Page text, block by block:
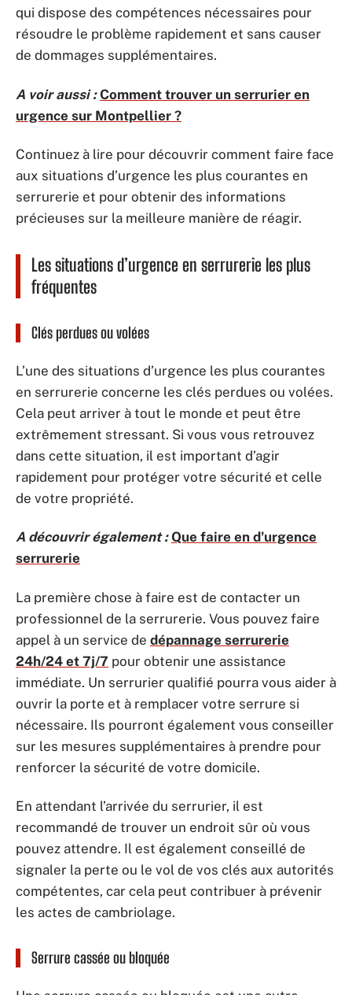
qui dispose des compétences nécessaires pour
résoudre le problème rapidement et sans causer
de dommages supplémentaires.
A voir aussi : Comment trouver un serrurier en
urgence sur Montpellier ?
Continuez à lire pour découvrir comment faire face
aux situations d’urgence les plus courantes en
serrurerie et pour obtenir des informations
précieuses sur la meilleure manière de réagir.
Les situations d’urgence en serrurerie les plus
fréquentes
Clés perdues ou volées
L’une des situations d’urgence les plus courantes
en serrurerie concerne les clés perdues ou volées.
Cela peut arriver à tout le monde et peut être
extrêmement stressant. Si vous vous retrouvez
dans cette situation, il est important d’agir
rapidement pour protéger votre sécurité et celle
de votre propriété.
A découvrir également : Que faire en d'urgence
serrurerie
La première chose à faire est de contacter un
professionnel de la serrurerie. Vous pouvez faire
appel à un service de dépannage serrurerie
24h/24 et 7j/7 pour obtenir une assistance
immédiate. Un serrurier qualifié pourra vous aider à
ouvrir la porte et à remplacer votre serrure si
nécessaire. Ils pourront également vous conseiller
sur les mesures supplémentaires à prendre pour
renforcer la sécurité de votre domicile.
En attendant l’arrivée du serrurier, il est
recommandé de trouver un endroit sûr où vous
pouvez attendre. Il est également conseillé de
signaler la perte ou le vol de vos clés aux autorités
compétentes, car cela peut contribuer à prévenir
les actes de cambriolage.
Serrure cassée ou bloquée